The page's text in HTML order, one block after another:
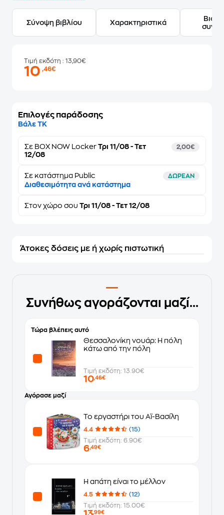
Σύνοψη βιβλίου Χαρακτηριστικά
Τιμή εκδότη : 13,90€
10,46€
Επιλογές παράδοσης
Βάλε ΤΚ
Σε BOX NOW Locker Τρι 11/08 - Τετ
12/08
2,00€
Σε κατάστημα Public ΔΩΡΕΑΝ
Διαθεσιμότητα ανά κατάστημα
Στον χώρο σου Τρι 11/08 - Τετ 12/08
Άτοκες δόσεις με ή χωρίς πιστωτική
Συνήθως αγοράζονται μαζί...
Τώρα βλέπεις αυτό
Θεσσαλονίκη νουάρ: Η πόλη
κάτω από την πόλη
Τιμή εκδότη: 13.90€
10,46€
Αγόρασε μαζί
Το εργαστήρι του Αϊ-Βασίλη
4.4
(15)
Τιμή εκδότη: 6.90€
6,49€
Η απάτη είναι το μέλλον
4.5
(12)
Τιμή εκδότη: 15.00€
,99€